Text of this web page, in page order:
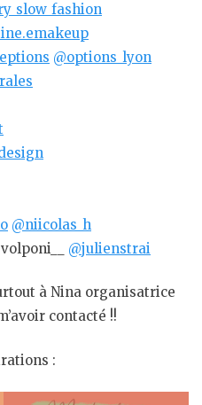
@options_lyon
@niicolas_h
volponi__ @julienstrai
à Nina organisatrice
contacté !!
: